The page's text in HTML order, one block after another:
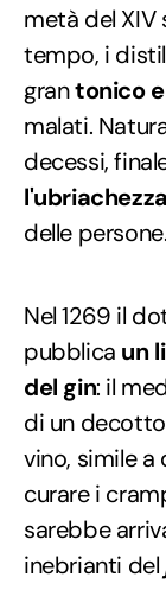
metà del XIV
tempo, i
grantonico
malati.
decessi,
delle persone.
Nel 1269 il
pubblica un
del gin: il
di un
vino, simile a
curare i
sarebbe
inebrianti del